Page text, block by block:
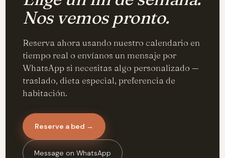
Nos vemos pronto.
Reserva ahora usando nuestro calendario en
tiempo real o envíanos un mensaje por
WhatsApp si necesitas algo personalizado —
traslado, dieta especial, preferencia de
habitación.
Reserve a bed →
Message on WhatsApp